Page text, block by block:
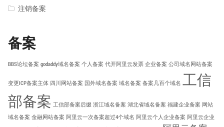
注销备案
备案
BBS论坛备案 godaddy域名备案 个人备案 代开阿里云发票 企业备案 公司域名网站备案
变更ICP备案主体 四川网站备案 国外域名备案 域名备案 备案几百个域名 工信
部备案 工信部备案后缀 浙江域名备案 湖北省域名备案 福建企业备案 网站
域名备案 金融网站备案 阿里云一次备案超过4个域名 阿里云个人企业备案 阿里云企业